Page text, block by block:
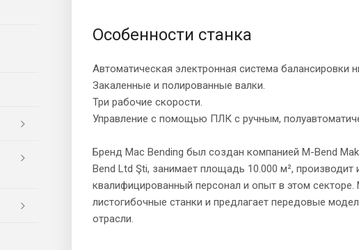
Особенности станка
Автоматическая электронная система балансировки
Закаленные и полированные валки.
Три рабочие скорости.
Управление с помощью ПЛК с ручным,
Бренд Mac Bending был создан компанией M-Bend
Bend Ltd Şti, занимает площадь 10.000 м²,
квалифицированный персонал и опыт в этом
листогибочные станки и предлагает передовые
отрасли.